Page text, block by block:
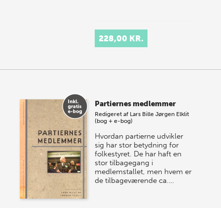
228,00 KR.
Partiernes medlemmer
Redigeret af Lars Bille Jørgen Elklit
(bog + e-bog)
Hvordan partierne udvikler
sig har stor betydning for
folkestyret. De har haft en
stor tilbagegang i
medlemstallet, men hvem er
de tilbageværende ca.…